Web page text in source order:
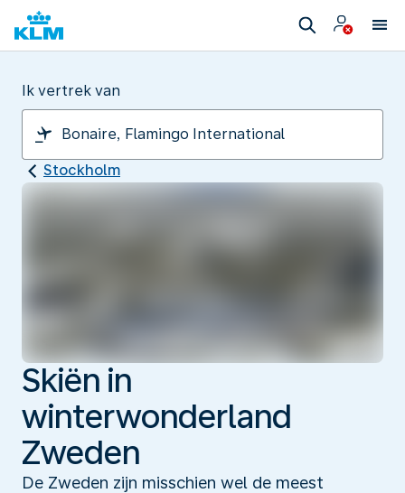
Ik vertrek van
Stockholm
Skiën in
winterwonderland
Zweden
De Zweden zijn misschien wel de meest